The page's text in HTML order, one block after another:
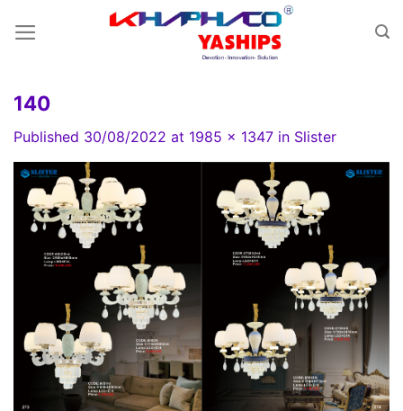
140
Published 30/08/2022 at 1985 × 1347 in Slister